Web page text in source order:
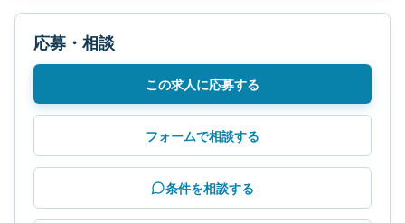
応募・相談
この求人に応募する
フォームで相談する
条件を相談する